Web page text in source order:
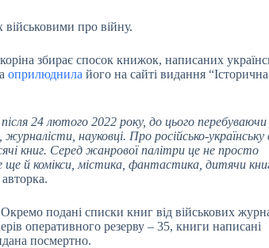
про війну.
збирає спосок книжок, написаних
оприлюднила його на сайті видання “Історична
24 лютого 2022 року, до цього перебуваючи
науковці. Про російсько-українську
книг. Серед жанрової палітри це не просто
й комікси, містика, фантастика, дитячи
подані списки книг від військових
оперативного резерву – 35, книги написані
посмертно.